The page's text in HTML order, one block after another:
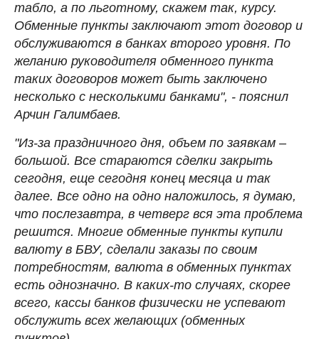
табло, а по льготному, скажем так, курсу.
Обменные пункты заключают этот договор и
обслуживаются в банках второго уровня. По
желанию руководителя обменного пункта
таких договоров может быть заключено
несколько с несколькими банками", - пояснил
Арчин Галимбаев.
"Из-за праздничного дня, объем по заявкам –
большой. Все стараются сделки закрыть
сегодня, еще сегодня конец месяца и так
далее. Все одно на одно наложилось, я думаю,
что послезавтра, в четверг вся эта проблема
решится. Многие обменные пункты купили
валюту в БВУ, сделали заказы по своим
потребностям, валюта в обменных пунктах
есть однозначно. В каких-то случаях, скорее
всего, кассы банков физически не успевают
обслужить всех желающих (обменных